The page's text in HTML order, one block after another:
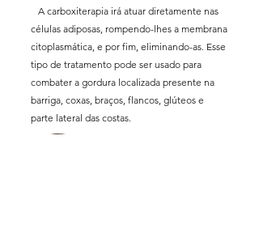
A carboxiterapia irá atuar diretamente nas
células adiposas, rompendo-lhes a membrana
citoplasmática, e por fim, eliminando-as. Esse
tipo de tratamento pode ser usado para
combater a gordura localizada presente na
barriga, coxas, braços, flancos, glúteos e
parte lateral das costas.